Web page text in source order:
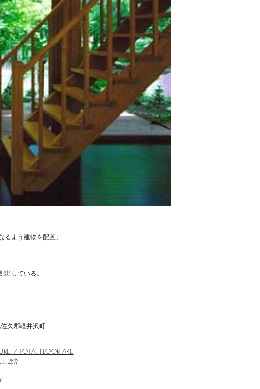
よう建物を配置、
している。
久郡軽井沢町
/ TOTAL FLOOR ARE
地上2階